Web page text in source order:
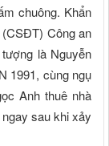
chuông. Khẩn
Công an
là Nguyễn
1991, cùng ngụ
Anh thuê nhà
sau khi xảy